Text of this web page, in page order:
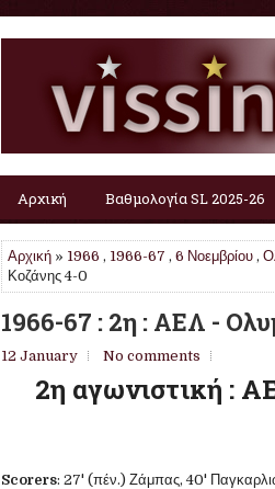
Αρχική Βαθμολογία SL 2025-26
Αρχική » 1966 , 1966-67 , 6 Νοεμβρίου ,
Κοζάνης 4-0
1966-67 : 2η : ΑΕΛ -
12 January No comments
2η αγωνιστική :
Scorers: 27' (πέν.) Ζάμπας, 40'